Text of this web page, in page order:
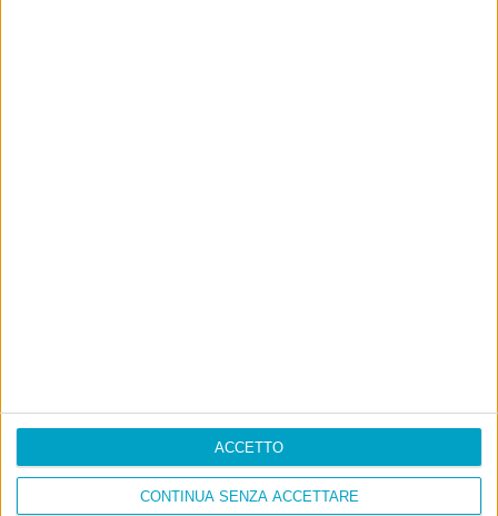
CONTINUA SENZA ACCETTARE
ACCETTO